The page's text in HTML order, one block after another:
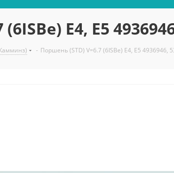
Е4, Е5
- Поршень (STD) V=6.7 (6ISBe) Е4, Е5 4936946,